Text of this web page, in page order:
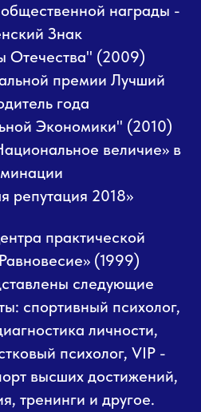
награды -
Знак
Отечества" (2009)
премии Лучший
года
Экономики" (2010)
величие» в
репутация 2018»
практической
(1999)
следующие
спортивный психолог,
личности,
психолог, VIP -
высших достижений,
тренинги и другое.